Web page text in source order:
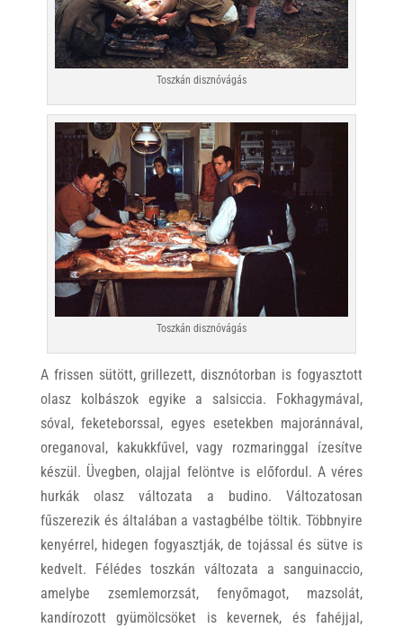
Toszkán disznóvágás
Toszkán disznóvágás
A frissen sütött, grillezett, disznótorban is fogyasztott
olasz kolbászok egyike a salsiccia. Fokhagymával,
sóval, feketeborssal, egyes esetekben majoránnával,
oreganoval, kakukkfűvel, vagy rozmaringgal ízesítve
készül. Üvegben, olajjal felöntve is előfordul. A véres
hurkák olasz változata a budino. Változatosan
fűszerezik és általában a vastagbélbe töltik. Többnyire
kenyérrel, hidegen fogyasztják, de tojással és sütve is
kedvelt. Félédes toszkán változata a sanguinaccio,
amelybe zsemlemorzsát, fenyőmagot, mazsolát,
kandírozott gyümölcsöket is kevernek, és fahéjjal,